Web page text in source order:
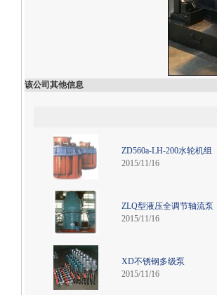
该公司其他信息
ZD560a-LH-200水轮机组
2015/11/16
ZLQ型液压全调节轴流泵
2015/11/16
XD不锈钢多级泵
2015/11/16